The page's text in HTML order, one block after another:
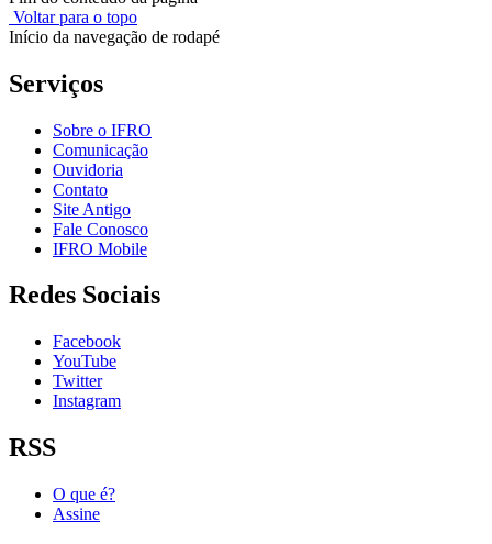
Voltar para o topo
Início da navegação de rodapé
Serviços
Sobre o IFRO
Comunicação
Ouvidoria
Contato
Site Antigo
Fale Conosco
IFRO Mobile
Redes Sociais
Facebook
YouTube
Twitter
Instagram
RSS
O que é?
Assine